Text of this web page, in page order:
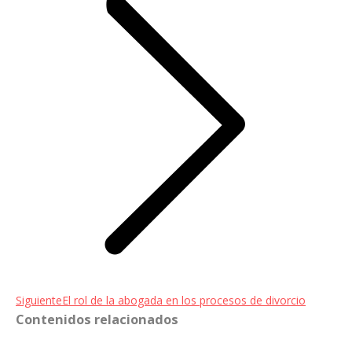
SiguienteEntrada
siguiente:
El rol de la abogada en los procesos de divorcio
Contenidos relacionados